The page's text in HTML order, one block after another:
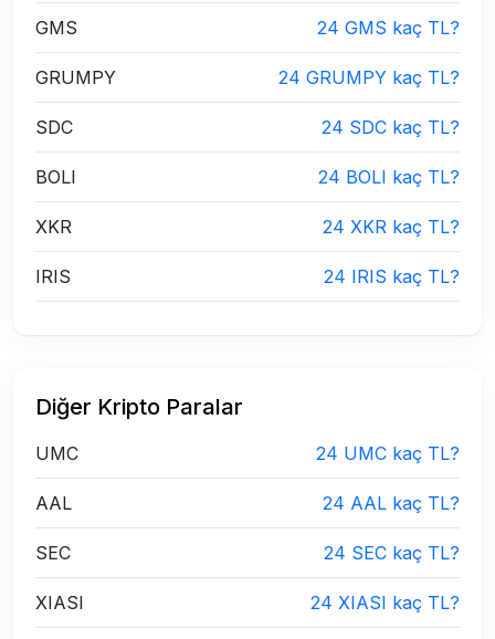
GMS 24 GMS kaç TL?
GRUMPY 24 GRUMPY kaç TL?
SDC 24 SDC kaç TL?
BOLI 24 BOLI kaç TL?
XKR 24 XKR kaç TL?
IRIS 24 IRIS kaç TL?
Diğer Kripto Paralar
UMC 24 UMC kaç TL?
AAL 24 AAL kaç TL?
SEC 24 SEC kaç TL?
XIASI 24 XIASI kaç TL?